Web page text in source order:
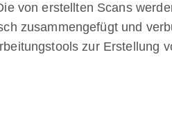
von erstellten Scans
zusammengefügt und
zur Erstellung